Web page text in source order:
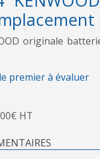
originale
premier à évaluer
HT